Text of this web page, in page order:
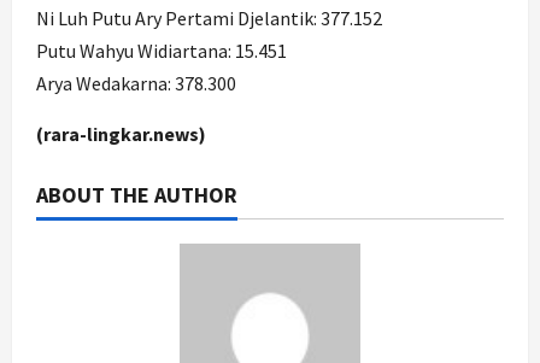
Ni Luh Putu Ary Pertami Djelantik: 377.152
Putu Wahyu Widiartana: 15.451
Arya Wedakarna: 378.300
(rara-lingkar.news)
ABOUT THE AUTHOR